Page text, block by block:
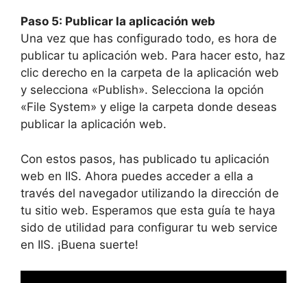
Paso 5: Publicar la aplicación web
Una vez que has configurado todo, es hora de
publicar tu aplicación web. Para hacer esto, haz
clic derecho en la carpeta de la aplicación web
y selecciona «Publish». Selecciona la opción
«File System» y elige la carpeta donde deseas
publicar la aplicación web.
Con estos pasos, has publicado tu aplicación
web en IIS. Ahora puedes acceder a ella a
través del navegador utilizando la dirección de
tu sitio web. Esperamos que esta guía te haya
sido de utilidad para configurar tu web service
en IIS. ¡Buena suerte!